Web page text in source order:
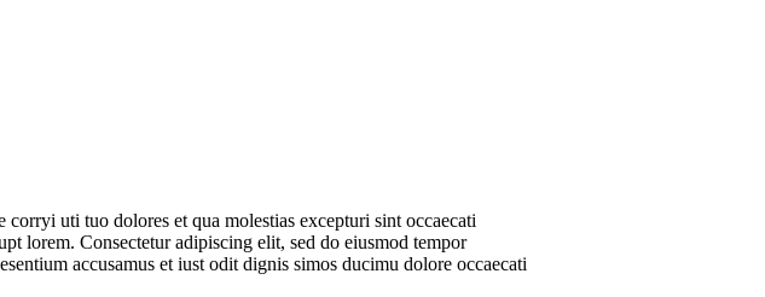
uti tuo dolores et qua molestias excepturi sint occaecati
lorem. Consectetur adipiscing elit, sed do eiusmod tempor
accusamus et iust odit dignis simos ducimu dolore occaecati